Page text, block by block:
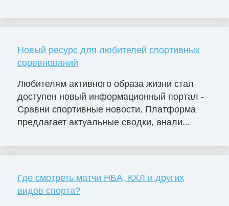
Новый ресурс для любителей спортивных
соревнований
Любителям активного образа жизни стал
доступен новый информационный портал -
Сравни спортивные новости. Платформа
предлагает актуальные сводки, анали...
Где смотреть матчи НБА, КХЛ и других
видов спорта?